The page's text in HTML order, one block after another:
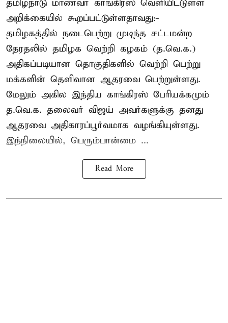
தமிழ்நாடு மாணவர் காங்கிரஸ் வெளியிட்டுள்ள
அறிக்கையில் கூறப்பட்டுள்ளதாவது:-
தமிழகத்தில் நடைபெற்று முடிந்த சட்டமன்ற
தேரதலில் தமிழக வெற்றி கழகம் (த.வெ.க.)
அதிகப்படியான தொகுதிகளில் வெற்றி பெற்று
மக்களின் தெளிவான ஆதரவை பெற்றுள்ளது.
மேலும் அகில இந்திய காங்கிரஸ் பேரியக்கமும்
த.வெ.க. தலைவர் விஜய் அவர்களுக்கு தனது
ஆதரவை அதிகாரப்பூர்வமாக வழங்கியுள்ளது.
இந்நிலையில், பெரும்பான்மை ...
Read More